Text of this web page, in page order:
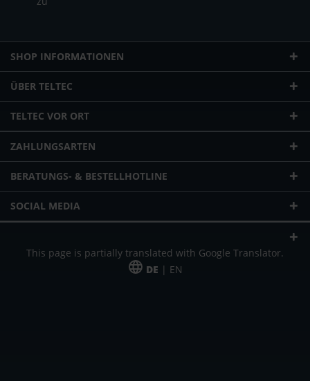
SHOP INFORMATIONEN
ÜBER TELTEC
TELTEC VOR ORT
ZAHLUNGSARTEN
BERATUNGS- & BESTELLHOTLINE
SOCIAL MEDIA
This page is partially translated with Google Translator.
DE | EN